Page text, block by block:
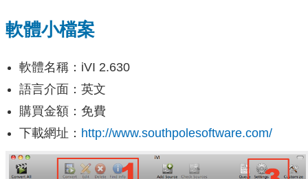
軟體小檔案
軟體名稱：iVI 2.630
語言介面：英文
購買金額：免費
下載網址： http://www.southpolesoftware.com/